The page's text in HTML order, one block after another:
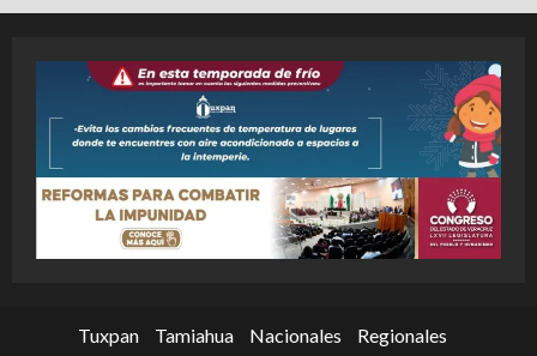
Tuxpan Tamiahua Nacionales
Regionales